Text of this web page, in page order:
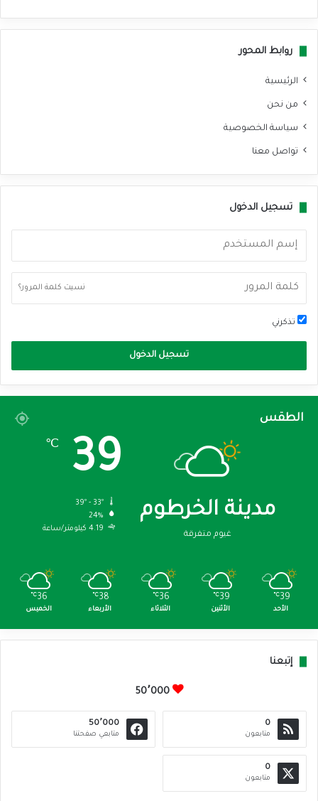
روابط المحور
الرئيسية
من نحن
سياسة الخصوصية
تواصل معنا
تسجيل الدخول
نسيت كلمة المرور؟
تذكرني
تسجيل الدخول
الطقس
مدينة الخرطوم
غيوم متفرقة
39
℃
24%
4.19 كيلومتر/ساعة
39
℃
الأحد
39
℃
الأثنين
36
℃
الثلاثاء
38
℃
الأربعاء
36
℃
الخميس
إتبعنا
50٬000
0
متابعون
50٬000
متابعي صفحتنا
0
متابعون